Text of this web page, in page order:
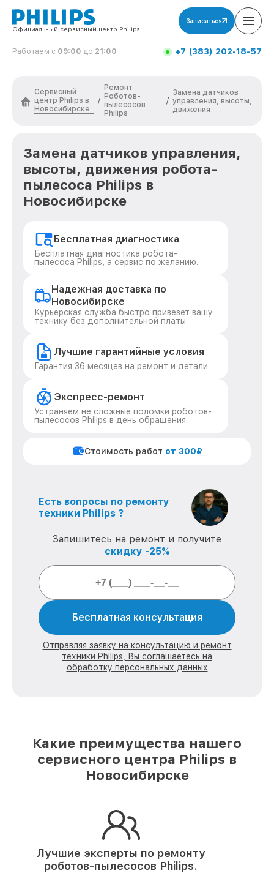
Официальный сервисный центр Philips
Записаться
Работаем с 09:00 до 21:00 +7 (383) 202-18-57
Сервисный
центр Philips в
Новосибирске
/
Ремонт
Роботов-
пылесосов
Philips
/
Замена датчиков
управления, высоты,
движения
Замена датчиков управления,
высоты, движения робота-
пылесоса Philips в
Новосибирске
Бесплатная диагностика
Бесплатная диагностика робота-
пылесоса Philips, а сервис по желанию.
Надежная доставка по
Новосибирске
Курьерская служба быстро привезет вашу
технику без дополнительной платы.
Лучшие гарантийные условия
Гарантия 36 месяцев на ремонт и детали.
Экспресс-ремонт
Устраняем не сложные поломки роботов-
пылесосов Philips в день обращения.
Стоимость работ от 300₽
Есть вопросы по ремонту
техники Philips ?
Запишитесь на ремонт и получите
скидку -25%
Бесплатная консультация
Отправляя заявку на консультацию и ремонт
техники Philips, Вы соглашаетесь на
обработку персональных данных
Какие преимущества нашего
сервисного центра Philips в
Новосибирске
Лучшие эксперты по ремонту
роботов-пылесосов Philips.